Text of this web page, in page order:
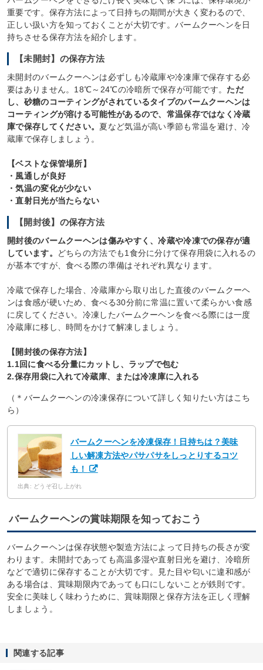
重要です。保存方法によって日持ちの期間が大きく変わるので、
正しい扱い方を知っておくことが大切です。バームクーヘンを日
持ちさせる保存方法を紹介します。
【未開封】の保存方法
未開封のバームクーヘンは必ずしも冷蔵庫や冷凍庫で保存する必
要はありません。18℃～24℃の冷暗所で保存が可能です。 ただ
し、砂糖のコーティングがされているタイプのバームクーヘンは
コーティングが溶ける可能性があるので、常温保存ではなく冷蔵
庫で保存してください。 夏など気温が高い季節も常温を避け、冷
蔵庫で保存しましょう。
【ベストな保管場所】
・風通しが良好
・気温の変化が少ない
・直射日光が当たらない
【開封後】の保存方法
開封後のバームクーヘンは傷みやすく、冷蔵や冷凍での保存が適
しています。
どちらの方法でも1食分に分けて保存用袋に入れるの
が基本ですが、食べる際の準備はそれぞれ異なります。
冷蔵で保存した場合、冷蔵庫から取り出した直後のバームクーヘ
ンは食感が硬いため、食べる30分前に常温に置いて柔らかい食感
に戻してください。冷凍したバームクーヘンを食べる際には一度
冷蔵庫に移し、時間をかけて解凍しましょう。
【開封後の保存方法】
1.1回に食べる分量にカットし、ラップで包む
2.保存用袋に入れて冷蔵庫、または冷凍庫に入れる
（＊バームクーヘンの冷凍保存について詳しく知りたい方はこち
ら）
バームクーヘンを冷凍保存！日持ちは？美味
しい解凍方法やパサパサをしっとりするコツ
も！
出典: どうぞ召し上がれ
バームクーヘンの賞味期限を知っておこう
バームクーヘンは保存状態や製造方法によって日持ちの長さが変
わります。未開封であっても高温多湿や直射日光を避け、冷暗所
などで適切に保存することが大切です。見た目や匂いに違和感が
ある場合は、賞味期限内であっても口にしないことが鉄則です。
安全に美味しく味わうために、賞味期限と保存方法を正しく理解
しましょう。
関連する記事